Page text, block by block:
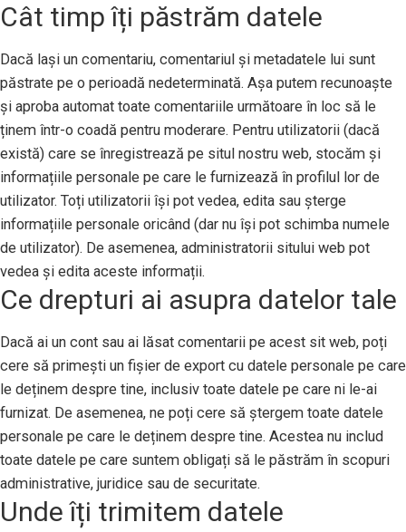
Cât timp îți păstrăm datele
Dacă lași un comentariu, comentariul și metadatele lui sunt
păstrate pe o perioadă nedeterminată. Așa putem recunoaște
și aproba automat toate comentariile următoare în loc să le
ținem într-o coadă pentru moderare. Pentru utilizatorii (dacă
există) care se înregistrează pe situl nostru web, stocăm și
informațiile personale pe care le furnizează în profilul lor de
utilizator. Toți utilizatorii își pot vedea, edita sau șterge
informațiile personale oricând (dar nu își pot schimba numele
de utilizator). De asemenea, administratorii sitului web pot
vedea și edita aceste informații.
Ce drepturi ai asupra datelor tale
Dacă ai un cont sau ai lăsat comentarii pe acest sit web, poți
cere să primești un fișier de export cu datele personale pe care
le deținem despre tine, inclusiv toate datele pe care ni le-ai
furnizat. De asemenea, ne poți cere să ștergem toate datele
personale pe care le deținem despre tine. Acestea nu includ
toate datele pe care suntem obligați să le păstrăm în scopuri
administrative, juridice sau de securitate.
Unde îți trimitem datele